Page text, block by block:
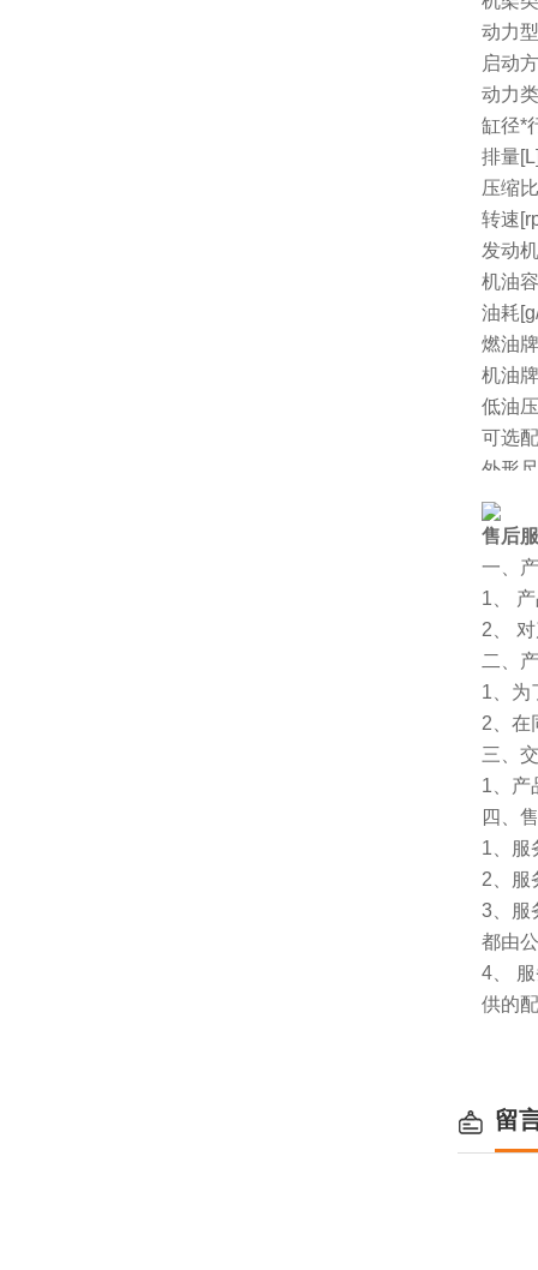
动力
启动
动力
缸径*
排量
压缩比
转速
发动
机油
油耗
燃油
机油
低油
可选
外形
净重
厂家
售后
一、
1、
2、
二、
1、为
2、在
三、
1、产
四、
1、服
2、服
3、服
都由
4、
供的
留